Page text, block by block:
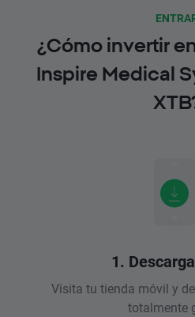
¿Cómo invertir
Inspire Medical
1.
Visita tu tienda móvil y
totalmente